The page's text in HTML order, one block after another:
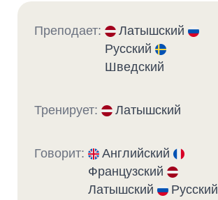
Преподает:
Латышский
Русский
Шведский
Тренирует: Латышский
Говорит:
Английский
Французский
Латышский
Русский